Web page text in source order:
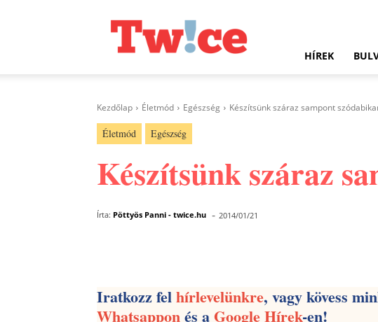
HÍREK
Kezdőlap Életmód Egészség Készítsünk száraz sampont
Életmód Egészség
Készítsünk száraz
Írta: Pöttyös Panni - twice.hu - 2014/01/21
Iratkozz felhírlevelünkre, vagy kövess
Whatsapponés aGoogle Hírek-en!